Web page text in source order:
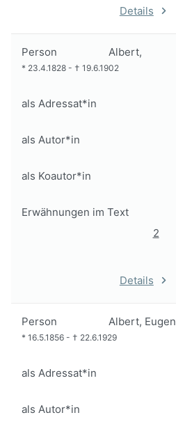
Details
Person Albert,
* 23.4.1828 - † 19.6.1902
als Adressat*in
als Autor*in
als Koautor*in
Erwähnungen im Text
2
Details
Person Albert, Eugen
* 16.5.1856 - † 22.6.1929
als Adressat*in
als Autor*in